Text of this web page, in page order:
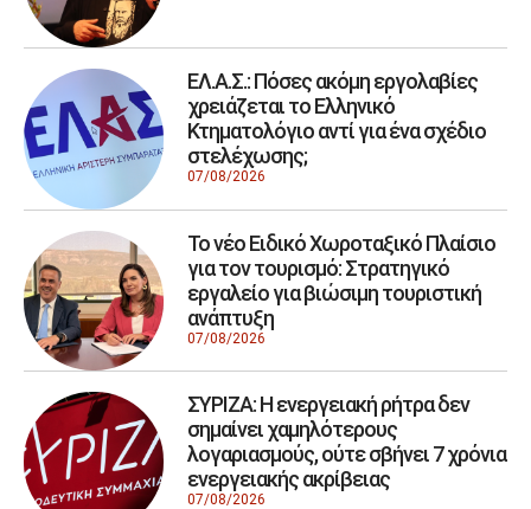
ΕΛ.Α.Σ.: Πόσες ακόμη εργολαβίες
χρειάζεται το Ελληνικό
Κτηματολόγιο αντί για ένα σχέδιο
στελέχωσης;
07/08/2026
Το νέο Ειδικό Χωροταξικό Πλαίσιο
για τον τουρισμό: Στρατηγικό
εργαλείο για βιώσιμη τουριστική
ανάπτυξη
07/08/2026
ΣΥΡΙΖΑ: Η ενεργειακή ρήτρα δεν
σημαίνει χαμηλότερους
λογαριασμούς, ούτε σβήνει 7 χρόνια
ενεργειακής ακρίβειας
07/08/2026